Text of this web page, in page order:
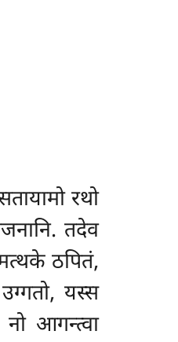
रथो
तदेव
ठपितं,
यस्स
नो आगन्त्वा